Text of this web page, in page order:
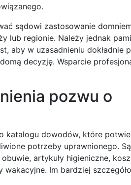
sądowi zastosowanie
lub regionie. Należy jednak
aby w uzasadnieniu dokładnie
decyzję. Wsparcie
pozwu o
katalogu dowodów, które
potrzeby uprawnionego.
artykuły higieniczne,
Im bardziej